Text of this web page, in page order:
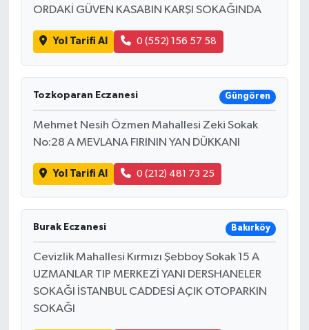
ORDAKİ GÜVEN KASABIN KARŞI SOKAĞINDA
Yol Tarifi Al 0 (552) 156 57 58
Tozkoparan Eczanesi Güngören
Mehmet Nesih Özmen Mahallesi Zeki Sokak
No:28 A MEVLANA FIRININ YAN DÜKKANI
Yol Tarifi Al 0 (212) 481 73 25
Burak Eczanesi Bakırköy
Cevizlik Mahallesi Kırmızı Şebboy Sokak 15 A
UZMANLAR TIP MERKEZİ YANI DERSHANELER
SOKAĞI İSTANBUL CADDESİ AÇIK OTOPARKIN
SOKAĞI